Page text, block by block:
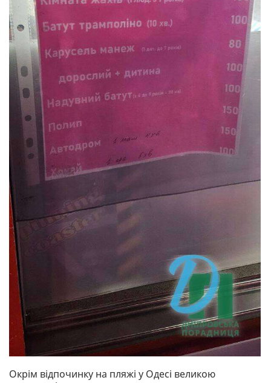
Окрім відпочинку на пляжі у Одесі великою